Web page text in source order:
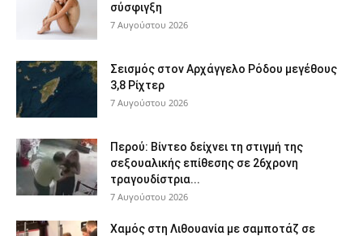
σύσφιγξη
7 Αυγούστου 2026
Σεισμός στον Αρχάγγελο Ρόδου μεγέθους
3,8 Ρίχτερ
7 Αυγούστου 2026
Περού: Βίντεο δείχνει τη στιγμή της
σεξουαλικής επίθεσης σε 26χρονη
τραγουδίστρια...
7 Αυγούστου 2026
Χαμός στη Λιθουανία με σαμποτάζ σε